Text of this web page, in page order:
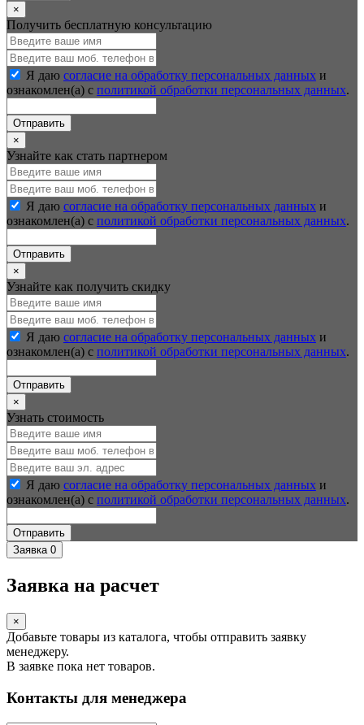
×
Получить бесплатную консультацию
Я даю согласие на обработку персональных данных и
ознакомлен(а) с политикой обработки персональных данных.
Отправить
×
Узнайте как стать партнером
Я даю согласие на обработку персональных данных и
ознакомлен(а) с политикой обработки персональных данных.
Отправить
×
Узнайте как получить скидку
Я даю согласие на обработку персональных данных и
ознакомлен(а) с политикой обработки персональных данных.
Отправить
×
Узнать стоимость
Я даю согласие на обработку персональных данных и
ознакомлен(а) с политикой обработки персональных данных.
Отправить
Заявка 0
Заявка на расчет
×
Добавьте товары из каталога, чтобы отправить заявку
менеджеру.
В заявке пока нет товаров.
Контакты для менеджера